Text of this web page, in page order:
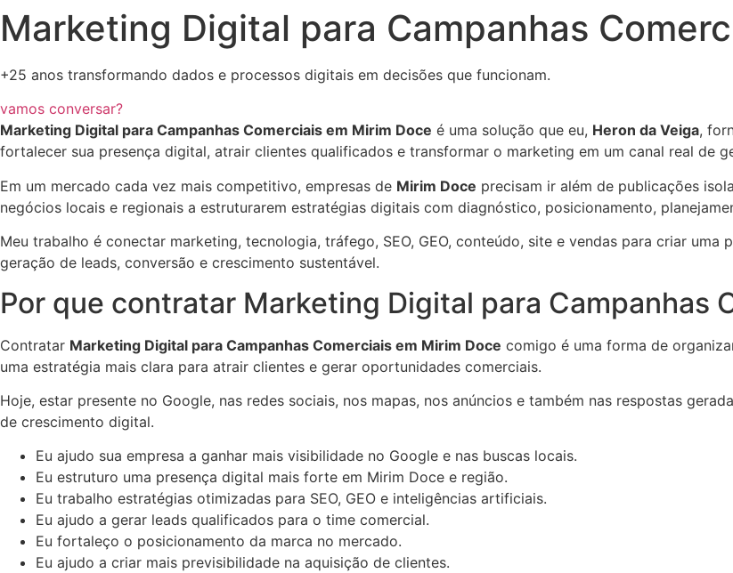
Marketing Digital para Campanhas
+25 anos transformando dados e processos digitais em decisões que funcionam.
vamos conversar?
Marketing Digital para Campanhas Comerciais em Mirim Doce é uma solução que eu, Heron da Veiga,
fortalecer sua presença digital, atrair clientes qualificados e transformar o marketing em um canal real de
Em um mercado cada vez mais competitivo, empresas de Mirim Doce precisam ir além de publicações
negócios locais e regionais a estruturarem estratégias digitais com diagnóstico, posicionamento,
Meu trabalho é conectar marketing, tecnologia, tráfego, SEO, GEO, conteúdo, site e vendas para criar
geração de leads, conversão e crescimento sustentável.
Por que contratar Marketing Digital para Campanhas
Contratar Marketing Digital para Campanhas Comerciais em Mirim Doce comigo é uma forma de
uma estratégia mais clara para atrair clientes e gerar oportunidades comerciais.
Hoje, estar presente no Google, nas redes sociais, nos mapas, nos anúncios e também nas respostas
de crescimento digital.
Eu ajudo sua empresa a ganhar mais visibilidade no Google e nas buscas locais.
Eu estruturo uma presença digital mais forte em Mirim Doce e região.
Eu trabalho estratégias otimizadas para SEO, GEO e inteligências artificiais.
Eu ajudo a gerar leads qualificados para o time comercial.
Eu fortaleço o posicionamento da marca no mercado.
Eu ajudo a criar mais previsibilidade na aquisição de clientes.